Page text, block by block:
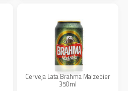
Cerveja Lata Brahma Malzebier
350ml